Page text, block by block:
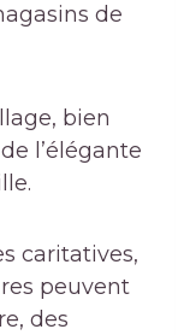
de
bien
l’élégante
caritatives,
peuvent
des